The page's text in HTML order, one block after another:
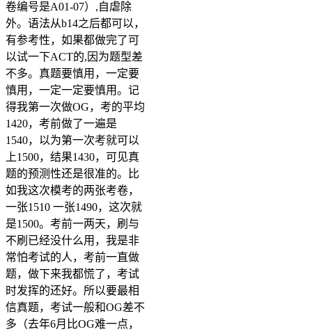
卷编号是A01-07）,自虐除
外。语法从b14之后都可以，
有参考性，如果都做完了可
以试一下ACT的,因为题型差
不多。真题要慎用，一定要
慎用，一定一定要慎用。记
得我第一次做OG，考的平均
1420，考前做了一遍是
1540，以为第一次考就可以
上1500，结果1430，可见真
题的预测性还是很准的。比
如我这次模考的两张考卷，
一张1510 一张1490，这次就
是1500。考前一两天，刷与
不刷已经没什么用，我是非
常怕考试的人，考前一直做
题，做下来我都慌了，考试
时发挥的还好。所以要最相
信真题，考试一般和OG差不
多（去年6月比OG难一点，